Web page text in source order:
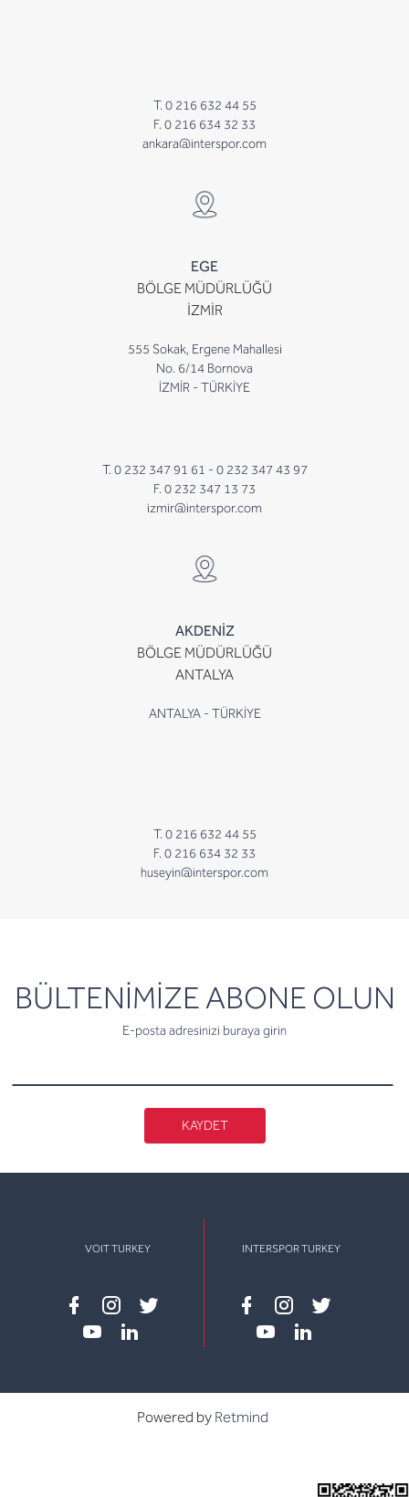
T. 0 216 632 44 55
F. 0 216 634 32 33
ankara@interspor.com
EGE
BÖLGE MÜDÜRLÜĞÜ
İZMİR
555 Sokak, Ergene Mahallesi
No. 6/14 Bornova
İZMİR - TÜRKİYE
T. 0 232 347 91 61 - 0 232 347 43 97
F. 0 232 347 13 73
izmir@interspor.com
AKDENİZ
BÖLGE MÜDÜRLÜĞÜ
ANTALYA
ANTALYA - TÜRKİYE
T. 0 216 632 44 55
F. 0 216 634 32 33
huseyin@interspor.com
BÜLTENİMİZE ABONE OLUN
E-posta adresinizi buraya girin
newsletter
KAYDET
VOIT TURKEY
Facebook
instagram
twitter
INTERSPOR TURKEY
Facebook
instagram
twitter
Powered by Retmind